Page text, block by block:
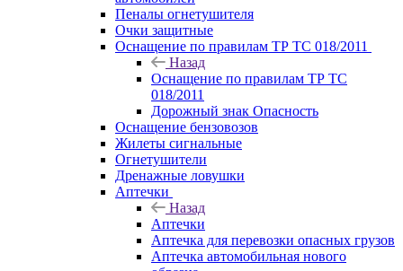
Пеналы огнетушителя
Очки защитные
Оснащение по правилам ТР ТС 018/2011
Назад
Оснащение по правилам ТР ТС
018/2011
Дорожный знак Опасность
Оснащение бензовозов
Жилеты сигнальные
Огнетушители
Дренажные ловушки
Аптечки
Назад
Аптечки
Аптечка для перевозки опасных грузов
Аптечка автомобильная нового